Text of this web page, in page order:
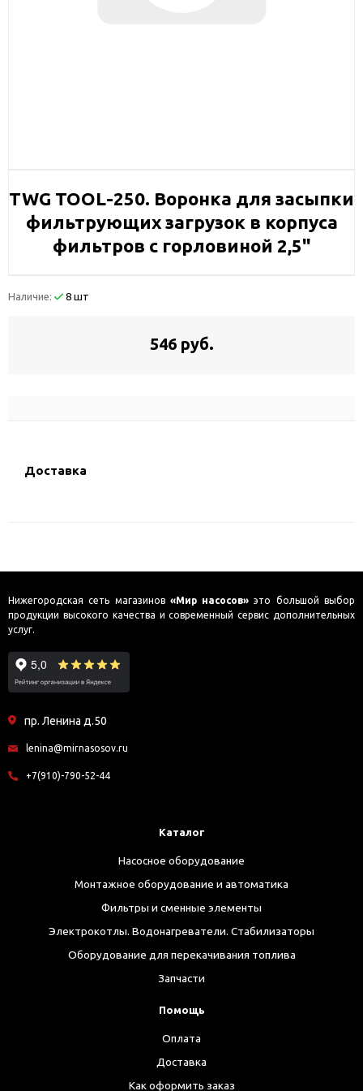
TWG TOOL-250. Воронка для засыпки
фильтрующих загрузок в корпуса
фильтров с горловиной 2,5"
Наличие: 8 шт
546 руб.
Доставка
Нижегородская сеть магазинов «Мир насосов» это большой выбор
продукции высокого качества и современный сервис дополнительных
услуг.
пр. Ленина д.50
lenina@mirnasosov.ru
+7(910)-790-52-44
Каталог
Насосное оборудование
Монтажное оборудование и автоматика
Фильтры и сменные элементы
Электрокотлы. Водонагреватели. Стабилизаторы
Оборудование для перекачивания топлива
Запчасти
Помощь
Оплата
Доставка
Как оформить заказ